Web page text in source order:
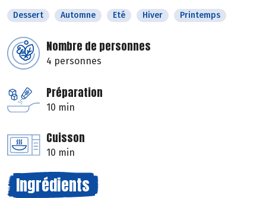
Dessert Automne Eté Hiver Printemps
Nombre de personnes
4 personnes
Préparation
10 min
Cuisson
10 min
Ingrédients